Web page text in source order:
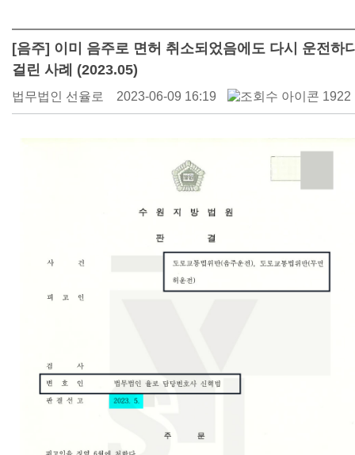
[음주] 이미 음주로 면허 취소되었음에도 다시 운전하
걸린 사례 (2023.05)
법무법인 선율로 2023-06-09 16:19 1922